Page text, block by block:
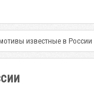
известные в России